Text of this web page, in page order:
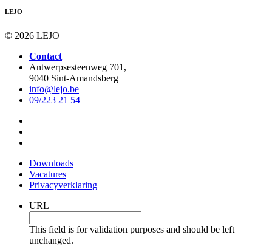
LEJO
© 2026 LEJO
Contact
Antwerpsesteenweg 701,
9040 Sint-Amandsberg
info@lejo.be
09/223 21 54
Downloads
Vacatures
Privacyverklaring
URL
This field is for validation purposes and should be left
unchanged.